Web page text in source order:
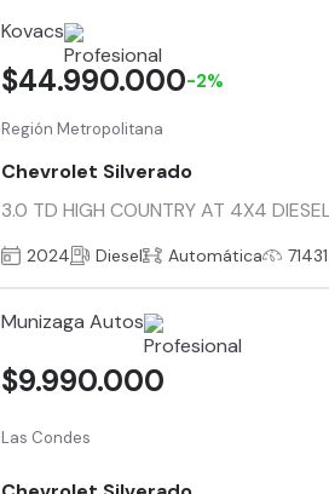
Kovacs
Región Metropolitana
Chevrolet Silverado
3.0 TD HIGH COUNTRY AT 4X4
$44.990.000-2%
2024 Diesel Automática
Munizaga Autos
Las Condes
$9.990.000